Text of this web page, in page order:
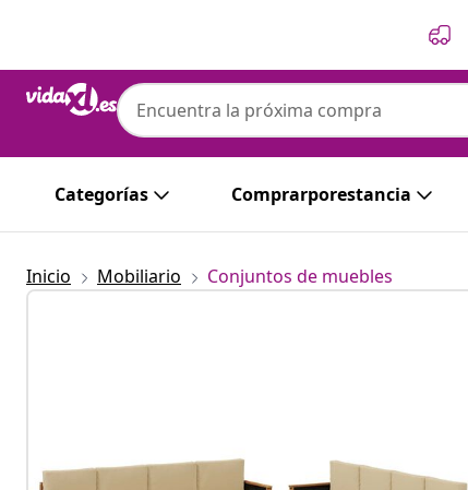
Categorías Comprarporestancia
Inicio Mobiliario Conjuntos de muebles